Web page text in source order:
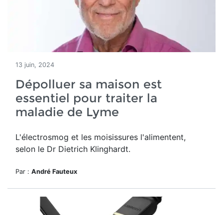
13 juin, 2024
Dépolluer sa maison est
essentiel pour traiter la
maladie de Lyme
L'électrosmog et les moisissures l'alimentent,
selon le Dr Dietrich Klinghardt.
Par : André Fauteux